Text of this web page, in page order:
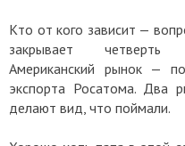
Кто от кого зависит —
закрывает четверть
Американский рынок —
экспорта Росатома. Два
делают вид, что поймали.